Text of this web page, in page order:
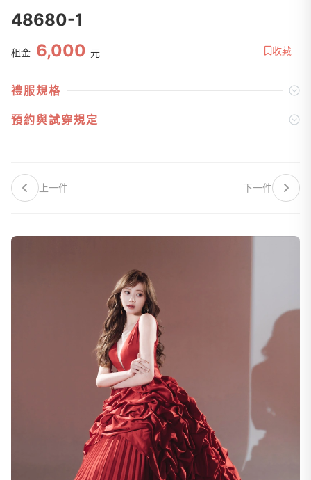
48680-1
租金 6,000 元 收藏
禮服規格
預約與試穿規定
上一件 下一件